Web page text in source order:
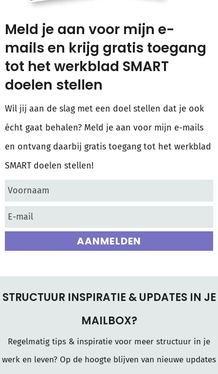
Meld je aan voor mijn e-
mails en krijg gratis toegang
tot het werkblad SMART
doelen stellen
Wil jij aan de slag met een doel stellen dat je ook
écht gaat behalen? Meld je aan voor mijn e-mails
en ontvang daarbij gratis toegang tot het werkblad
SMART doelen stellen!
AANMELDEN
STRUCTUUR INSPIRATIE & UPDATES IN JE
MAILBOX?
Regelmatig tips & inspiratie voor meer structuur in je
werk en leven? Op de hoogte blijven van nieuwe updates